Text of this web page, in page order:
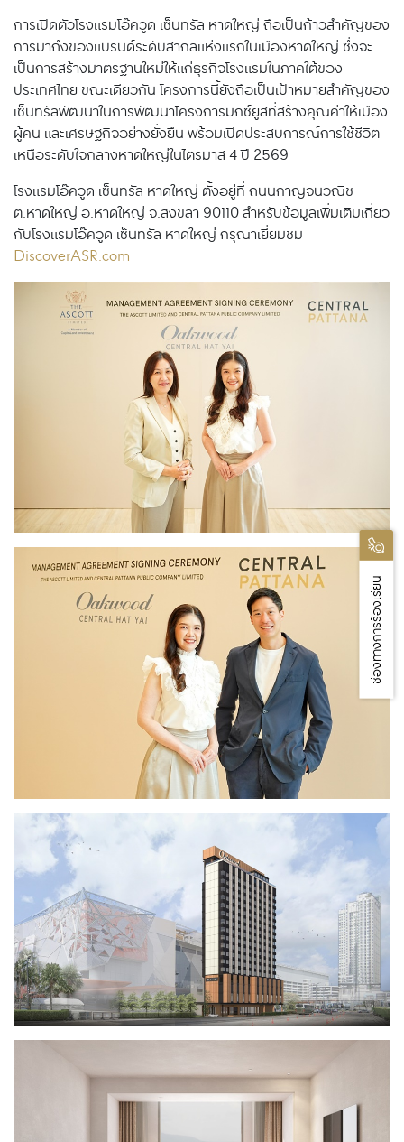
การเปิดตัวโรงแรมโอ๊ควูด เซ็นทรัล หาดใหญ่ ถือเป็นก้าวสำคัญของ
การมาถึงของแบรนด์ระดับสากลแห่งแรกในเมืองหาดใหญ่ ซึ่งจะ
เป็นการสร้างมาตรฐานใหม่ให้แก่ธุรกิจโรงแรมในภาคใต้ของ
ประเทศไทย ขณะเดียวกัน โครงการนี้ยังถือเป็นเป้าหมายสำคัญของ
เซ็นทรัลพัฒนาในการพัฒนาโครงการมิกซ์ยูสที่สร้างคุณค่าให้เมือง
ผู้คน และเศรษฐกิจอย่างยั่งยืน พร้อมเปิดประสบการณ์การใช้ชีวิต
เหนือระดับใจกลางหาดใหญ่ในไตรมาส 4 ปี 2569
โรงแรมโอ๊ควูด เซ็นทรัล หาดใหญ่ ตั้งอยู่ที่ ถนนกาญจนวณิช
ต.หาดใหญ่ อ.หาดใหญ่ จ.สงขลา 90110 สำหรับข้อมูลเพิ่มเติมเกี่ยว
กับโรงแรมโอ๊ควูด เซ็นทรัล หาดใหญ่ กรุณาเยี่ยมชม
DiscoverASR.com
ช่องทางการร้องเรียน